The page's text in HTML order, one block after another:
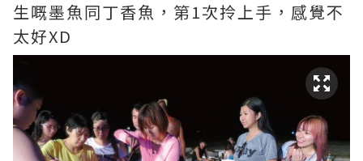
生嘅墨魚同丁香魚，第1次拎上手，感覺不
太好XD